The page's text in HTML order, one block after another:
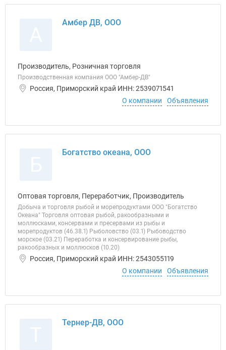
Амбер ДВ, ООО
Производитель, Розничная торговля
Производственная компания ООО "Амбер-ДВ"
Россия, Приморский край ИНН: 2539071541
О компании
Объявления
Богатство океана, ООО
Оптовая торговля, Переработчик, Производитель
Добыча и торговля рыбой и морепродуктами ООО "Богатство
Океана" Торговля оптовая рыбой, ракообразными и
моллюсками, консервами и пресервами из рыбы и
морепродуктов (46.38.1) Рыболовство (03.1) Рыбоводство
морское (03.21) Переработка и консервирование рыбы,
ракообразных и моллюсков (10.20)
Россия, Приморский край ИНН: 2543055119
О компании
Объявления
Тернер-ДВ, ООО